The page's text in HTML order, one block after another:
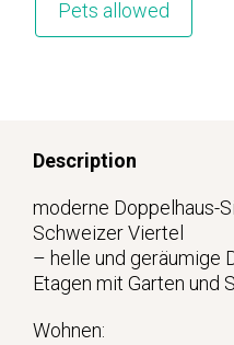
Pets allowed
Description
moderne Doppelhaus-
Schweizer Viertel
– helle und geräumige
Etagen mit Garten und
Wohnen: